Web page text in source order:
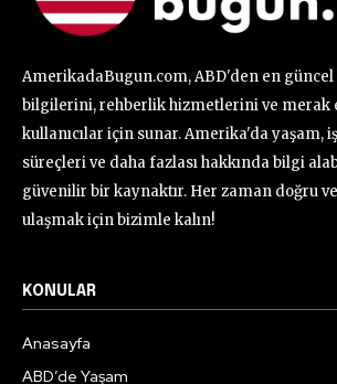
AmerikadaBugun.com, ABD'den en
bilgilerini, rehberlik hizmetlerini ve merak
kullanıcılar için sunar. Amerika'da yaşam,
süreçleri ve daha fazlası hakkında bilgi
güvenilir bir kaynaktır. Her zaman doğru
ulaşmak için bizimle kalın!
KONULAR
Anasayfa
ABD’de Yaşam